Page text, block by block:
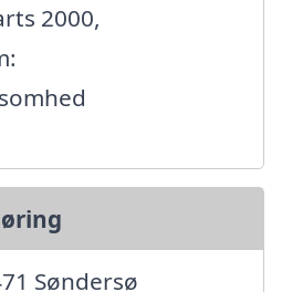
2000,
Søndersø